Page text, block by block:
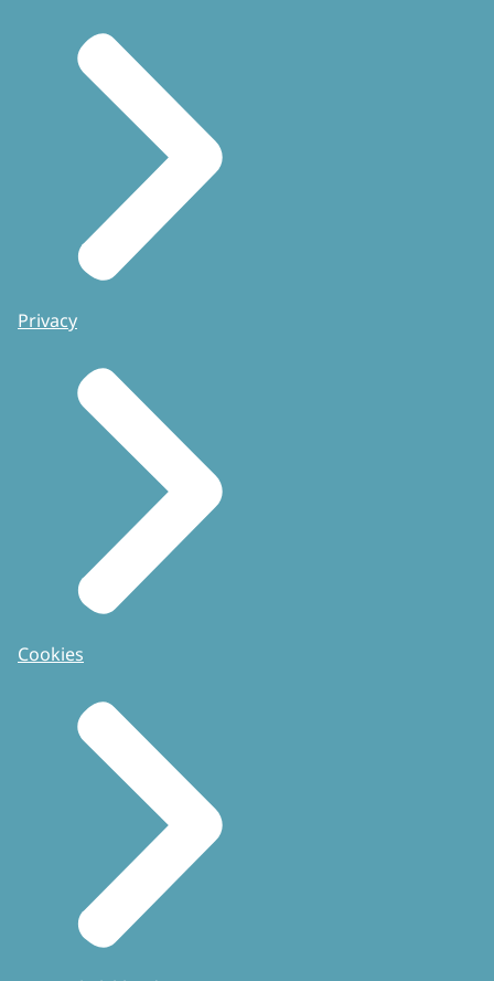
Privacy
Cookies